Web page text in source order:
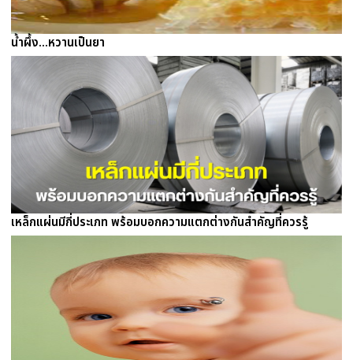
น้ำผึ้ง...หวานเป็นยา
เหล็กแผ่นมีกี่ประเภท พร้อมบอกความแตกต่างกันสำคัญที่ควรรู้